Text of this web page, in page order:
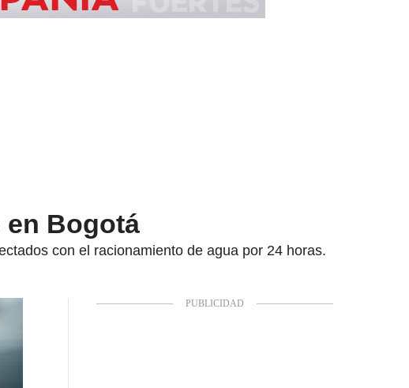
en Bogotá
con el racionamiento de agua por 24 horas.